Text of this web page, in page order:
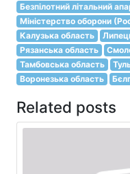
Безпілотний літальний
Міністерство оборони
Калузька область
Рязанська область
Тамбовська область
Воронезька область
Related posts